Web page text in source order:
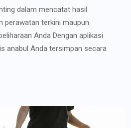
dalam mencatat hasil
perawatan terkini maupun
Anda Dengan aplikasi
anabul Anda tersimpan secara